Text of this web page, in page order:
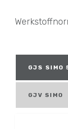
GJS SIMO
GJV SIMO